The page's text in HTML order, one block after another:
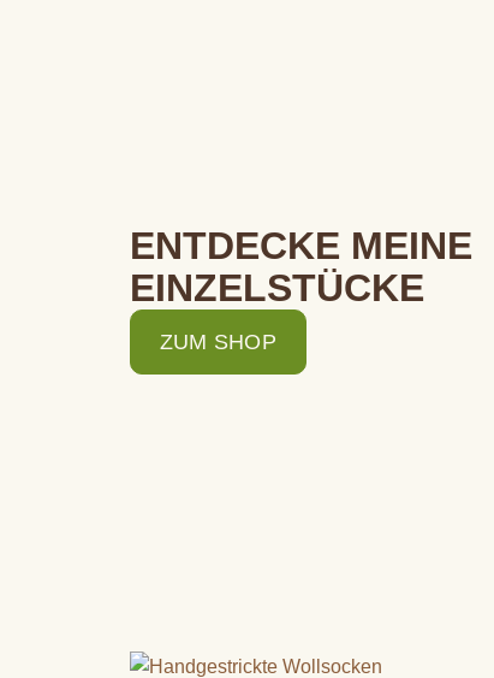
ENTDECKE MEINE
EINZELSTÜCKE
ZUM SHOP